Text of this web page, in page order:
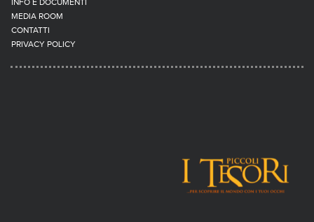
INFO E DOCUMENTI
MEDIA ROOM
CONTATTI
PRIVACY POLICY